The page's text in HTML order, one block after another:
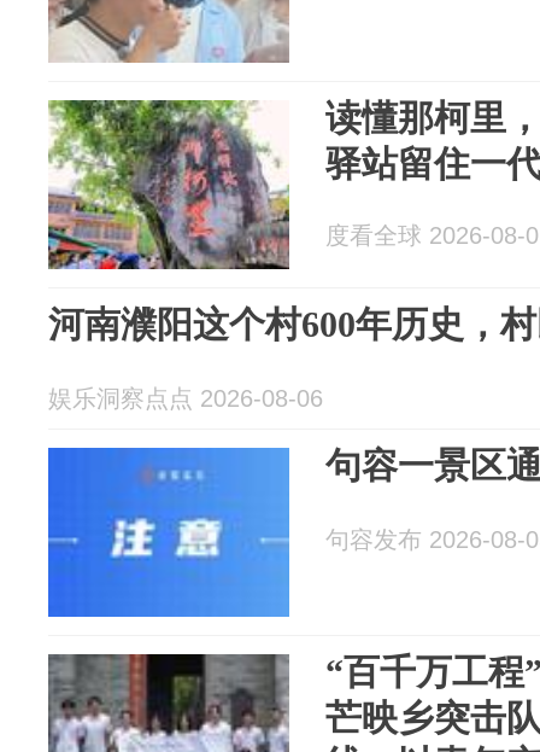
读懂那柯里
驿站留住一
度看全球 2026-08-
河南濮阳这个村600年历史，
娱乐洞察点点 2026-08-06
句容一景区
句容发布 2026-08-
“百千万工程
芒映乡突击